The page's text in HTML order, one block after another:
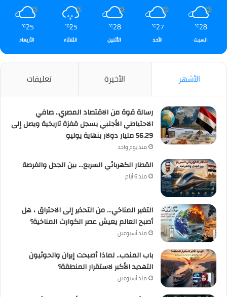
28
℃
السبت
27
℃
الأحد
28
℃
الأثنين
25
℃
الثلاثاء
25
℃
الأربعاء
الأشهر الأخيرة تعليقات
رسالة قوة من الاقتصاد المصري.. صافي
الاحتياطي الأجنبي يسجل قفزة تاريخية ويصل إلى
56.29 مليار دولار بنهاية يوليو
منذ يوم واحد
القطار الكهربائي السريع… بين الجدل والفرصة
منذ 6 أيام
التغير المناخي… من التحذير إلى الاحتراق ، هل
أصبح العالم يعيش عصر الكوارث المناخية؟
منذ أسبوعين
باب المندب.. لماذا أصبحت إيران والحوثيون
التهديد الأكبر لاستقرار المنطقة؟
منذ أسبوعين